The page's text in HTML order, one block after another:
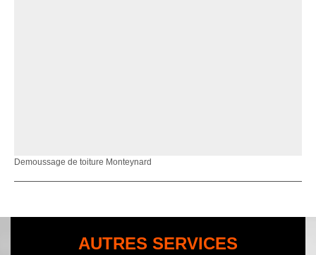
Demoussage de toiture Monteynard
AUTRES SERVICES